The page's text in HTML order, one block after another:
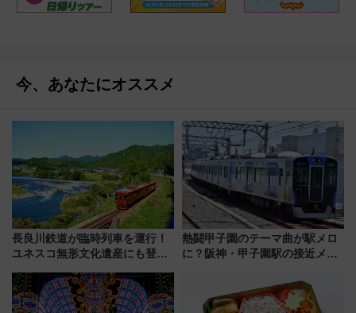
今、あなたにオススメ
長良川鉄道が臨時列車を運行！
ユネスコ無形文化遺産にも登録
に 乗車には予約が必要
熱闘甲子園のテーマ曲が駅メロ
に？阪神・甲子園駅の接近メロ
谷実アレンジの特別仕様へ、8月
5日始発から